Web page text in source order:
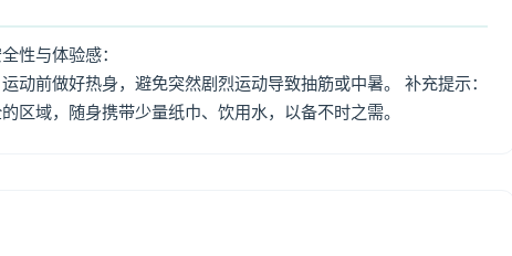
性与体验感：
前做好热身，避免突然剧烈运动导致抽筋或中暑。 补充提示：
区域，随身携带少量纸巾、饮用水，以备不时之需。